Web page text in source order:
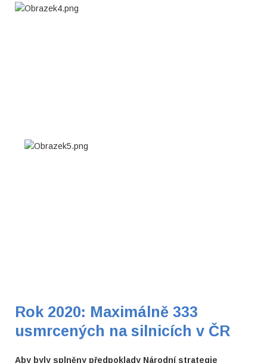
Rok 2020: Maximálně 333
usmrcených na silnicích v ČR
Aby byly splněny předpoklady Národní strategie